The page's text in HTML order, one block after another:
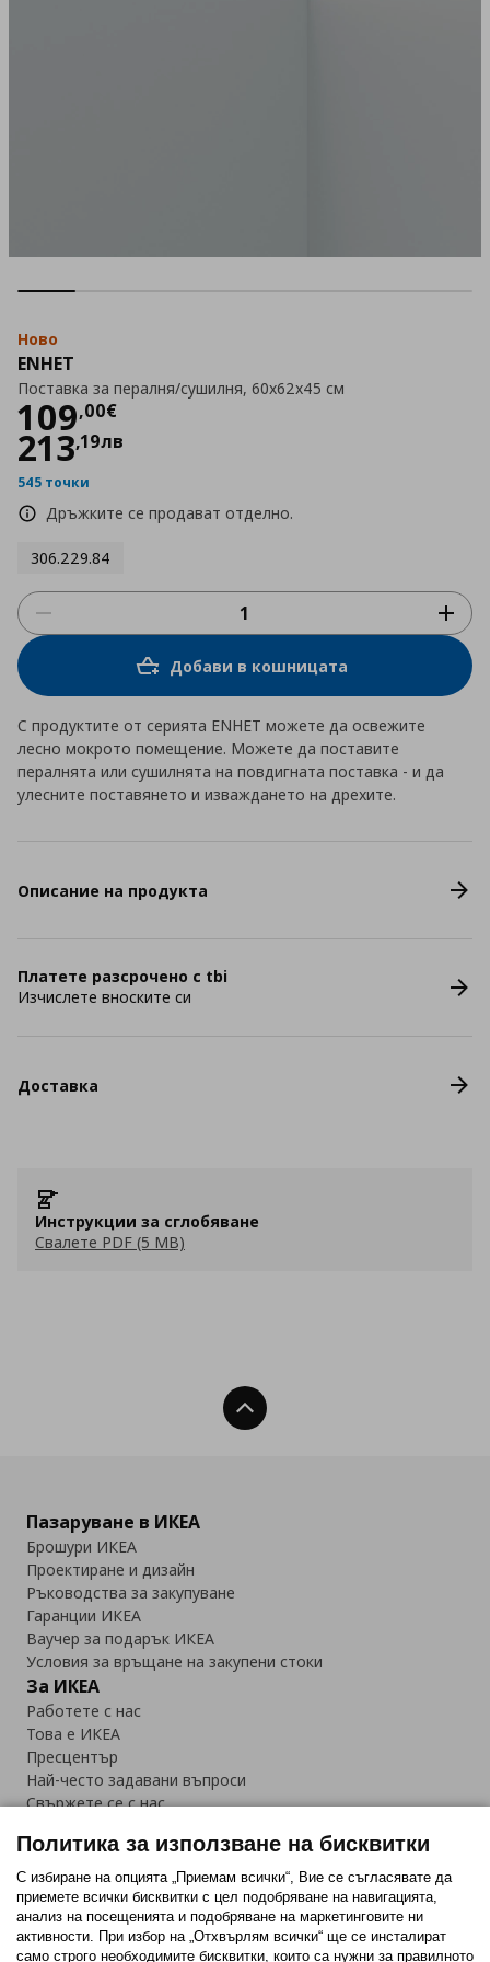
Ново
ENHET
Поставка за пералня/сушилня, 60x62x45 см
109,00€
Цена109,00 €
213,19лв
545 точки
Дръжките се продават отделно.
306.229.84
Добави в кошницата
С продуктите от серията ENHET можете да освежите
лесно мокрото помещение. Можете да поставите
пералнята или сушилнята на повдигната поставка - и да
улесните поставянето и изваждането на дрехите.
Описание на продукта
Платете разсрочено с tbi
Изчислете вноските си
Доставка
Инструкции за сглобяване
Свалете PDF (5 MB)
Нагоре
Пазаруване в ИКЕА
Брошури ИКЕА
Проектиране и дизайн
Ръководства за закупуване
Гаранции ИКЕА
Ваучер за подарък ИКЕА
Условия за връщане на закупени стоки
За ИКЕА
Работете с нас
Това е ИКЕА
Пресцентър
Най-често задавани въпроси
Свържете се с нас
Последвайте ни:
Политика за използване на бисквитки
С избиране на опцията „Приемам всички“, Вие се съгласявате да
приемете всички бисквитки с цел подобряване на навигацията,
анализ на посещенията и подобряване на маркетинговите ни
активности. При избор на „Отхвърлям всички“ ще се инсталират
само строго необходимитe бисквитки, които са нужни за правилното